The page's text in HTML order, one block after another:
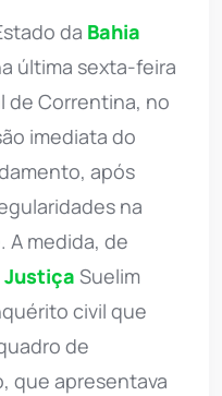
da Bahia
última sexta-feira
de Correntina, no
imediata do
após
na
A medida, de
Justiça Suelim
civil que
de
que apresentava